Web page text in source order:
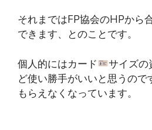
それまではFP協会のHPから
できます、とのことです。
個人的にはカード
サイズの
ど使い勝手がいいと思うので
もらえなくなっています。